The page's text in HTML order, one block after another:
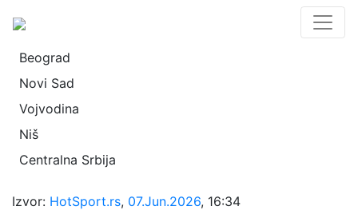
Beograd
Novi Sad
Vojvodina
Niš
Centralna Srbija
Izvor: HotSport.rs, 07.Jun.2026, 16:34